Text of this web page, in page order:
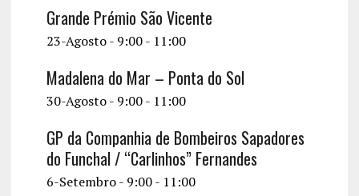
Grande Prémio São Vicente
23-Agosto - 9:00- 11:00
Madalena do Mar – Ponta do Sol
30-Agosto - 9:00- 11:00
GP da Companhia de Bombeiros Sapadores
do Funchal / “Carlinhos” Fernandes
6-Setembro - 9:00- 11:00